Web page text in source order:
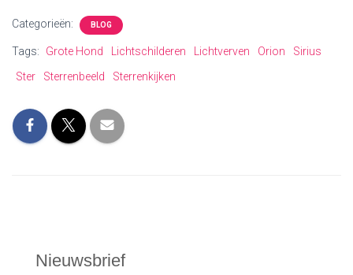
Categorieën: BLOG
Tags: Grote Hond Lichtschilderen Lichtverven Orion
Sirius
Ster
Sterrenbeeld Sterrenkijken
Nieuwsbrief